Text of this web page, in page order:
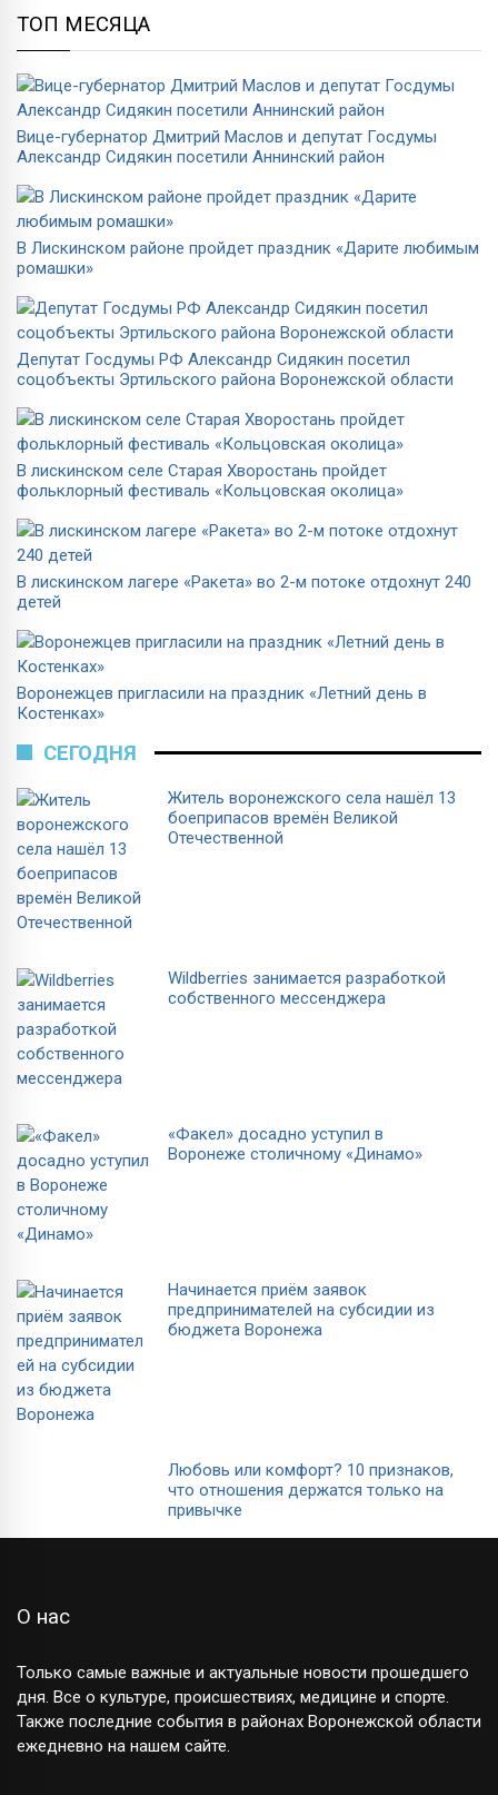
ТОП МЕСЯЦА
Вице-губернатор Дмитрий Маслов и депутат Госдумы
Александр Сидякин посетили Аннинский район
В Лискинском районе пройдет праздник «Дарите любимым
ромашки»
Депутат Госдумы РФ Александр Сидякин посетил
соцобъекты Эртильского района Воронежской области
В лискинском селе Старая Хворостань пройдет
фольклорный фестиваль «Кольцовская околица»
В лискинском лагере «Ракета» во 2-м потоке отдохнут 240
детей
Воронежцев пригласили на праздник «Летний день в
Костенках»
СЕГОДНЯ
Житель воронежского села нашёл 13
боеприпасов времён Великой
Отечественной
Wildberries занимается разработкой
собственного мессенджера
«Факел» досадно уступил в
Воронеже столичному «Динамо»
Начинается приём заявок
предпринимателей на субсидии из
бюджета Воронежа
Любовь или комфорт? 10 признаков,
что отношения держатся только на
привычке
О нас
Только самые важные и актуальные новости прошедшего
дня. Все о культуре, происшествиях, медицине и спорте.
Также последние события в районах Воронежской области
ежедневно на нашем сайте.